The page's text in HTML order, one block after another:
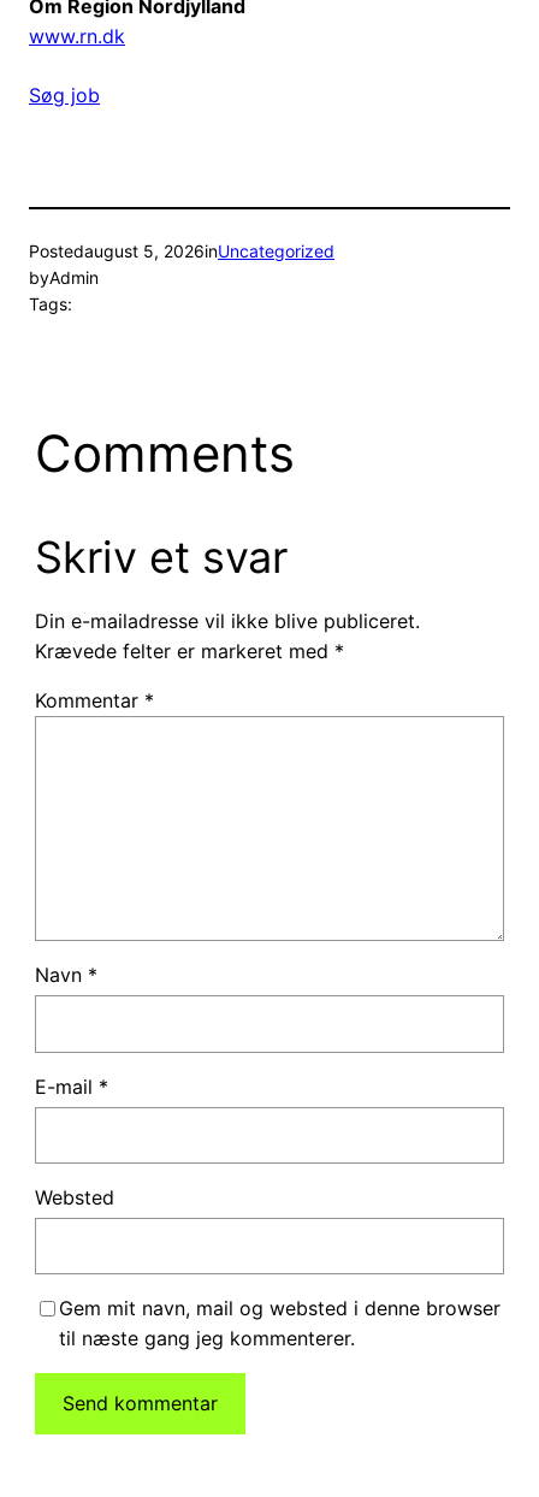
Om Region Nordjylland
www.rn.dk
Søg job
Postedaugust 5, 2026inUncategorized
byAdmin
Tags:
Comments
Skriv et svar
Din e-mailadresse vil ikke blive publiceret.
Krævede felter er markeret med *
Kommentar *
Navn *
E-mail *
Websted
Gem mit navn, mail og websted i denne browser
til næste gang jeg kommenterer.